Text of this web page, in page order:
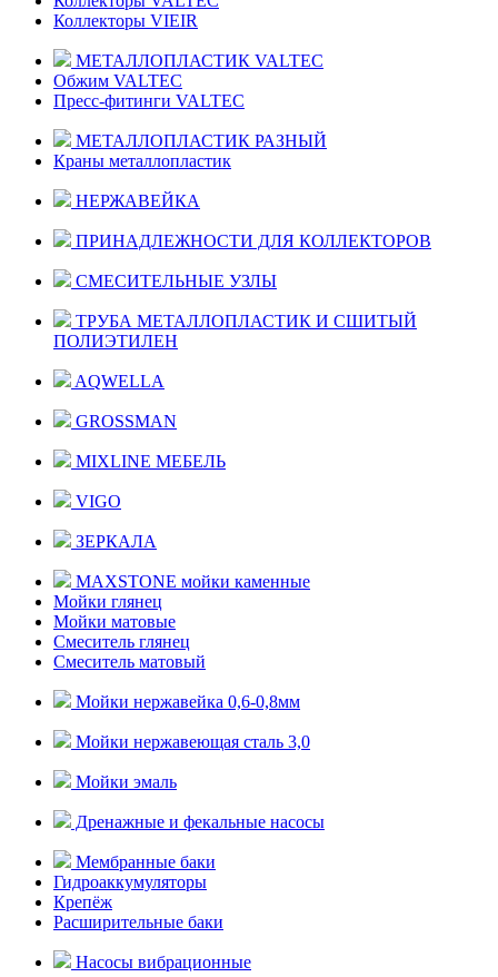
Коллекторы VIEIR
МЕТАЛЛОПЛАСТИК VALTEC
Обжим VALTEC
Пресс-фитинги VALTEC
МЕТАЛЛОПЛАСТИК РАЗНЫЙ
Краны металлопластик
НЕРЖАВЕЙКА
ПРИНАДЛЕЖНОСТИ ДЛЯ КОЛЛЕКТОРОВ
СМЕСИТЕЛЬНЫЕ УЗЛЫ
ТРУБА МЕТАЛЛОПЛАСТИК И СШИТЫЙ
ПОЛИЭТИЛЕН
AQWELLA
GROSSMAN
MIXLINE МЕБЕЛЬ
VIGO
ЗЕРКАЛА
MAXSTONE мойки каменные
Мойки глянец
Мойки матовые
Смеситель глянец
Смеситель матовый
Мойки нержавейка 0,6-0,8мм
Мойки нержавеющая сталь 3,0
Мойки эмаль
Дренажные и фекальные насосы
Мембранные баки
Гидроаккумуляторы
Крепёж
Расширительные баки
Насосы вибрационные